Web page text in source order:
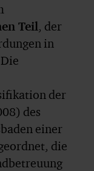
Teil, der
in
der
des
einer
die